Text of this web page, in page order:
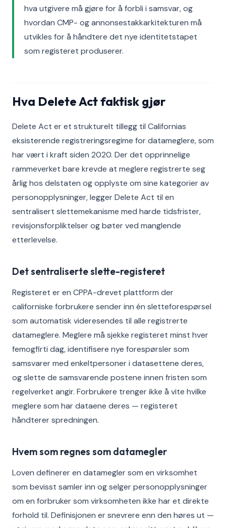
hva utgivere må gjøre for å forbli i samsvar, og
hvordan CMP- og annonsestakkarkitekturen må
utvikles for å håndtere det nye identitetstapet
som registeret produserer.
Hva Delete Act faktisk gjør
Delete Act er et strukturelt tillegg til Californias
eksisterende registreringsregime for datameglere, som
har vært i kraft siden 2020. Der det opprinnelige
rammeverket bare krevde at meglere registrerte seg
årlig hos delstaten og opplyste om sine kategorier av
personopplysninger, legger Delete Act til en
sentralisert slettemekanisme med harde tidsfrister,
revisjonsforpliktelser og bøter ved manglende
etterlevelse.
Det sentraliserte slette-registeret
Registeret er en CPPA-drevet plattform der
californiske forbrukere sender inn én sletteforespørsel
som automatisk videresendes til alle registrerte
datameglere. Meglere må sjekke registeret minst hver
femogfirti dag, identifisere nye forespørsler som
samsvarer med enkeltpersoner i datasettene deres,
og slette de samsvarende postene innen fristen som
regelverket angir. Forbrukere trenger ikke å vite hvilke
meglere som har dataene deres — registeret
håndterer spredningen.
Hvem som regnes som datamegler
Loven definerer en datamegler som en virksomhet
som bevisst samler inn og selger personopplysninger
om en forbruker som virksomheten ikke har et direkte
forhold til. Definisjonen er snevrere enn den høres ut —